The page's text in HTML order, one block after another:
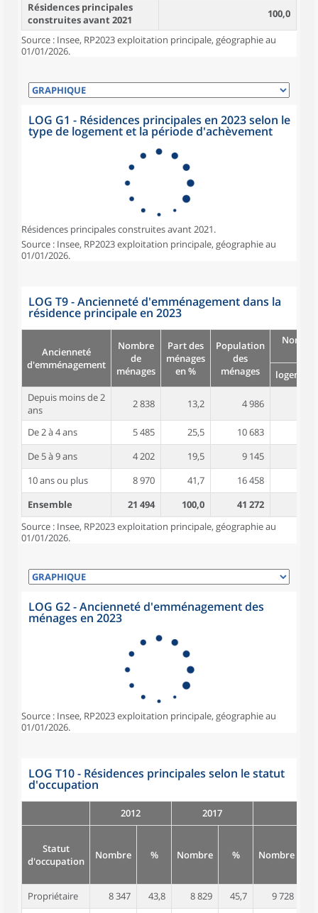
Résidences principales
construites avant 2021
100,0
Source : Insee, RP2023 exploitation principale, géographie au
01/01/2026.
LOG G1 - Résidences principales en 2023 selon le
type de logement et la période d'achèvement
Résidences principales construites avant 2021.
Source : Insee, RP2023 exploitation principale, géographie au
01/01/2026.
LOG T9 - Ancienneté d'emménagement dans la
résidence principale en 2023
Ancienneté
d'emménagement
Nombre
de
ménages
Part des
ménages
en %
Population
des
ménages
logement
Depuis moins de 2
ans
2 838 13,2 4 986
De 2 à 4 ans 5 485 25,5 10 683
De 5 à 9 ans
4 202 19,5 9 145
10 ans ou plus
8 970 41,7 16 458
Ensemble
21 494 100,0 41 272
Source : Insee, RP2023 exploitation principale, géographie au
01/01/2026.
LOG G2 - Ancienneté d'emménagement des
ménages en 2023
Source : Insee, RP2023 exploitation principale, géographie au
01/01/2026.
LOG T10 - Résidences principales selon le statut
d'occupation
2012 2017
Statut
d'occupation
Nombre % Nombre % Nombre
Propriétaire 8 347 43,8 8 829 45,7 9 728